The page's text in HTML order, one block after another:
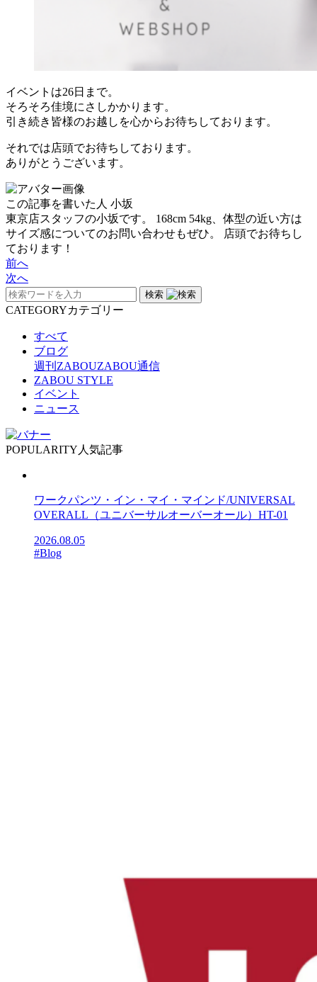
イベントは26日まで。
そろそろ佳境にさしかかります。
引き続き皆様のお越しを心からお待ちしております。
それでは店頭でお待ちしております。
ありがとうございます。
この記事を書いた人 小坂
東京店スタッフの小坂です。 168cm 54kg、体型の近い方は
サイズ感についてのお問い合わせもぜひ。 店頭でお待ちし
ております！
前へ
次へ
検索
CATEGORYカテゴリー
すべて
ブログ
週刊ZABOUZABOU通信
ZABOU STYLE
イベント
ニュース
POPULARITY 人気記事
ワークパンツ・イン・マイ・マインド/UNIVERSAL
OVERALL（ユニバーサルオーバーオール）HT-01
2026.08.05
#Blog